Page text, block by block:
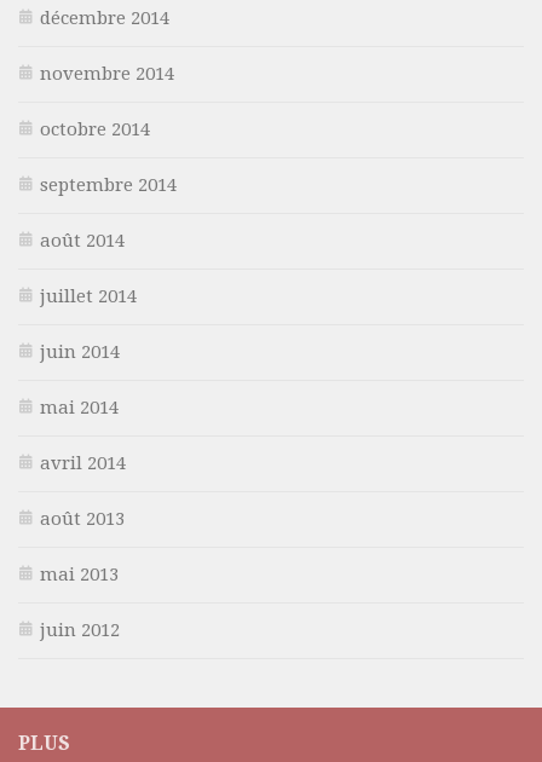
décembre 2014
novembre 2014
octobre 2014
septembre 2014
août 2014
juillet 2014
juin 2014
mai 2014
avril 2014
août 2013
mai 2013
juin 2012
PLUS